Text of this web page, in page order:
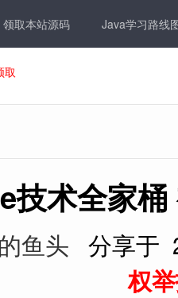
领取本站源码 Java学习路线
取
技术全家
鱼头 分享于
权